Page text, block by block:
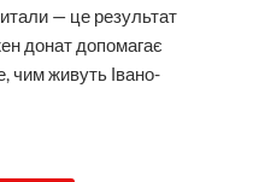
— це результат
донат допомагає
чим живуть Івано-